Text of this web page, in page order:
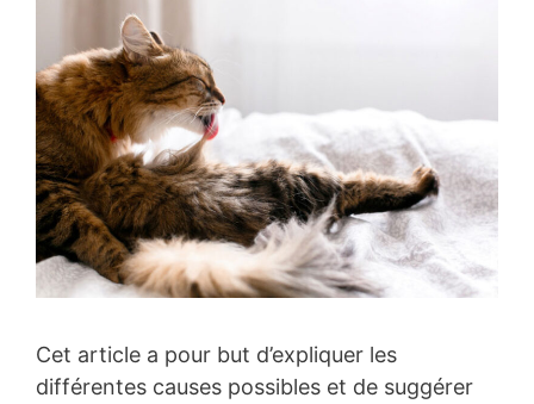
Cet article a pour but d’expliquer les
différentes causes possibles et de suggérer